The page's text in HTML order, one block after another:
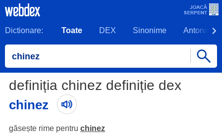
Dictionare: Toate DEX Sinonime Antonime
definiția chinez definiție dex
chinez
găsește rime pentru chinez